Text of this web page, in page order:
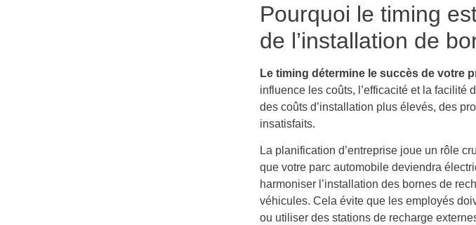
Pourquoi le timing
de l’installation de
Le timing détermine le succès de votre
influence les coûts, l’efficacité et la facilité
des coûts d’installation plus élevés, des
insatisfaits.
La planification d’entreprise joue un rôle
que votre parc automobile deviendra
harmoniser l’installation des bornes de
véhicules. Cela évite que les employés
ou utiliser des stations de recharge